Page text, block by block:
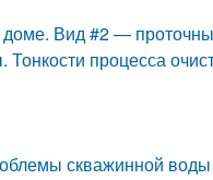
доме. Вид #2 —
процесса
скважинной